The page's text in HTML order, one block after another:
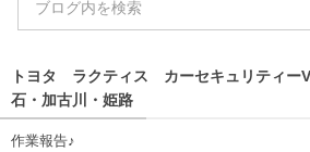
トヨタ ラクティス カーセキュリティー
石・加古川・姫路
作業報告♪